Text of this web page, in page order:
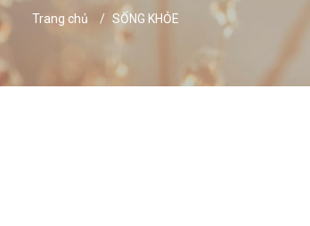
Trang chủ SỐNG KHỎE